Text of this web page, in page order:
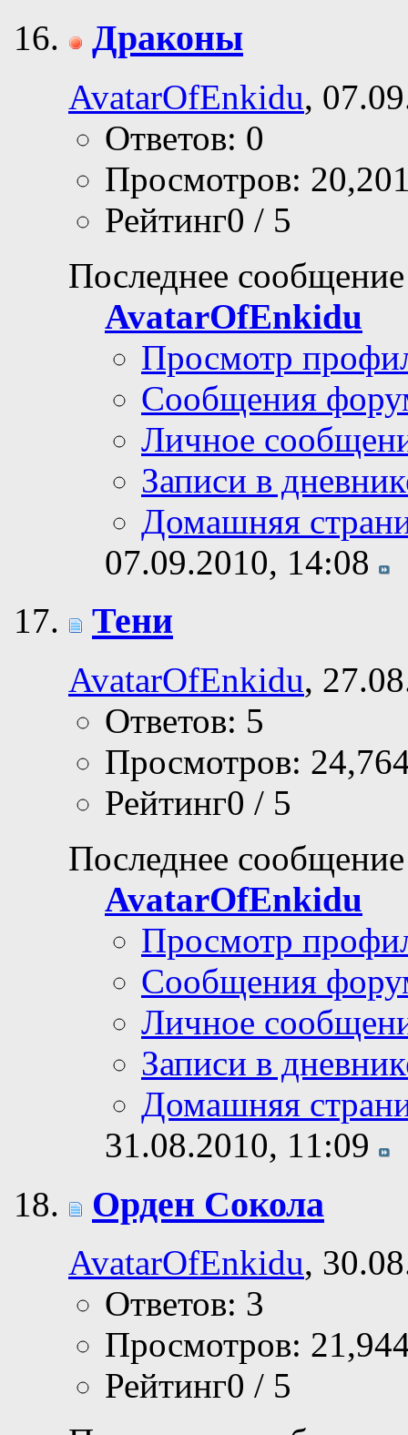
Драконы
AvatarOfEnkidu,
Ответов: 0
Просмотров:
Рейтинг0 / 5
Последнее
AvatarOfEnkidu
Просмотр
Сообщения
Личное
Записи в
Домашняя
07.09.2010, 14:08
Тени
AvatarOfEnkidu,
Ответов: 5
Просмотров:
Рейтинг0 / 5
Последнее
AvatarOfEnkidu
Просмотр
Сообщения
Личное
Записи в
Домашняя
31.08.2010, 11:09
Орден Сокола
AvatarOfEnkidu,
Ответов: 3
Просмотров:
Рейтинг0 / 5